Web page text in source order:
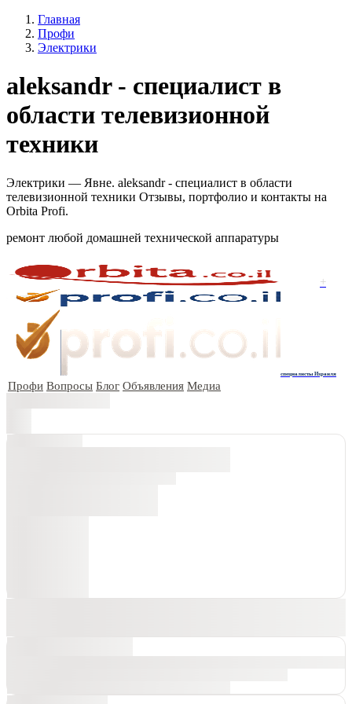
Главная
Профи
Электрики
aleksandr - специалист в
области телевизионной
техники
Электрики — Явне. aleksandr - специалист в области
телевизионной техники Отзывы, портфолио и контакты на
Orbita Profi.
ремонт любой домашней технической аппаратуры
+
специалисты Израиля
Профи Вопросы Блог Объявления Медиа